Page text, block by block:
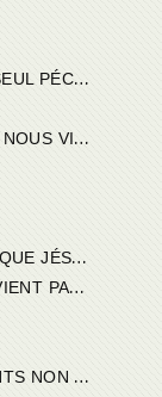
A TOUS.
UN SEUL LA VIE.
C
HAPITRE XIV. NUL AUTRE QUE JÉSUS-CHRIST NE PEUT JUSTIFIER.
JUSTES PAR JÉSUS-CHRIST.
A PERDU, LUI AUSSI, LES DONS DE LA GRACE.